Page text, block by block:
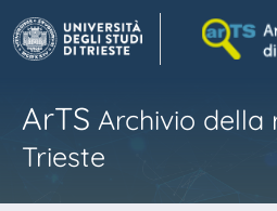
ArTS Archivio della
Trieste